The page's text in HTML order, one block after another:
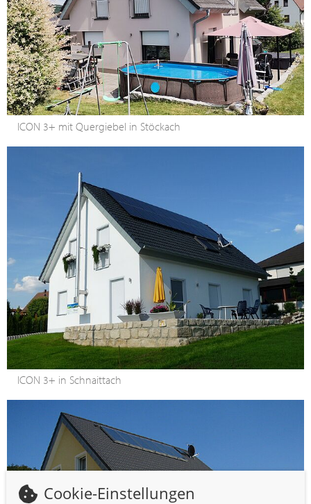
ICON 3+ mit Quergiebel in Stöckach
ICON 3+ in Schnaittach
Cookie-Einstellungen